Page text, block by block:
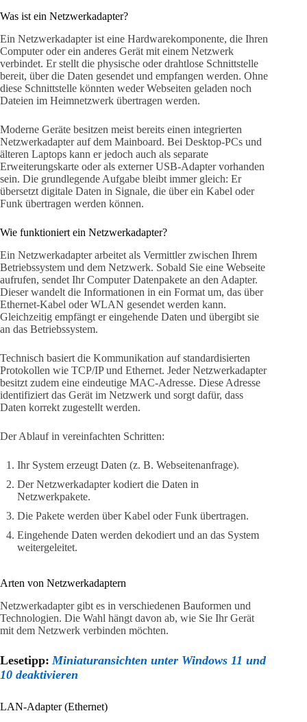
Was ist ein Netzwerkadapter?
Ein Netzwerkadapter ist eine Hardwarekomponente, die Ihren
Computer oder ein anderes Gerät mit einem Netzwerk
verbindet. Er stellt die physische oder drahtlose Schnittstelle
bereit, über die Daten gesendet und empfangen werden. Ohne
diese Schnittstelle könnten weder Webseiten geladen noch
Dateien im Heimnetzwerk übertragen werden.
Moderne Geräte besitzen meist bereits einen integrierten
Netzwerkadapter auf dem Mainboard. Bei Desktop-PCs und
älteren Laptops kann er jedoch auch als separate
Erweiterungskarte oder als externer USB-Adapter vorhanden
sein. Die grundlegende Aufgabe bleibt immer gleich: Er
übersetzt digitale Daten in Signale, die über ein Kabel oder
Funk übertragen werden können.
Wie funktioniert ein Netzwerkadapter?
Ein Netzwerkadapter arbeitet als Vermittler zwischen Ihrem
Betriebssystem und dem Netzwerk. Sobald Sie eine Webseite
aufrufen, sendet Ihr Computer Datenpakete an den Adapter.
Dieser wandelt die Informationen in ein Format um, das über
Ethernet-Kabel oder WLAN gesendet werden kann.
Gleichzeitig empfängt er eingehende Daten und übergibt sie
an das Betriebssystem.
Technisch basiert die Kommunikation auf standardisierten
Protokollen wie TCP/IP und Ethernet. Jeder Netzwerkadapter
besitzt zudem eine eindeutige MAC-Adresse. Diese Adresse
identifiziert das Gerät im Netzwerk und sorgt dafür, dass
Daten korrekt zugestellt werden.
Der Ablauf in vereinfachten Schritten:
Ihr System erzeugt Daten (z. B. Webseitenanfrage).
Der Netzwerkadapter kodiert die Daten in
Netzwerkpakete.
Die Pakete werden über Kabel oder Funk übertragen.
Eingehende Daten werden dekodiert und an das System
weitergeleitet.
Arten von Netzwerkadaptern
Netzwerkadapter gibt es in verschiedenen Bauformen und
Technologien. Die Wahl hängt davon ab, wie Sie Ihr Gerät
mit dem Netzwerk verbinden möchten.
Lesetipp: Miniaturansichten unter Windows 11 und
10 deaktivieren
LAN-Adapter (Ethernet)